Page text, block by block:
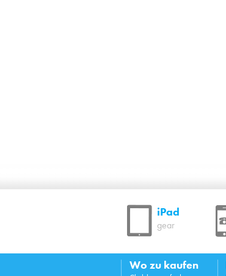
iPad
gear
Wo zu kaufen